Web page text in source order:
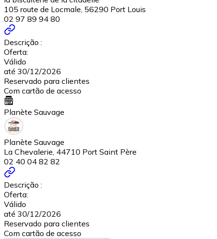
105 route de Locmale, 56290 Port Louis
02 97 89 94 80
Descrição :
Oferta:
Válido
até 30/12/2026
Reservado para clientes
Com cartão de acesso
Planète Sauvage
Planète Sauvage
La Chevalerie, 44710 Port Saint Père
02 40 04 82 82
Descrição :
Oferta:
Válido
até 30/12/2026
Reservado para clientes
Com cartão de acesso